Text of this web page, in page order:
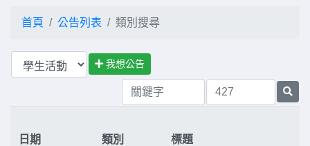
首頁 公告列表 類別搜尋
我想公告
日期 類別 標題